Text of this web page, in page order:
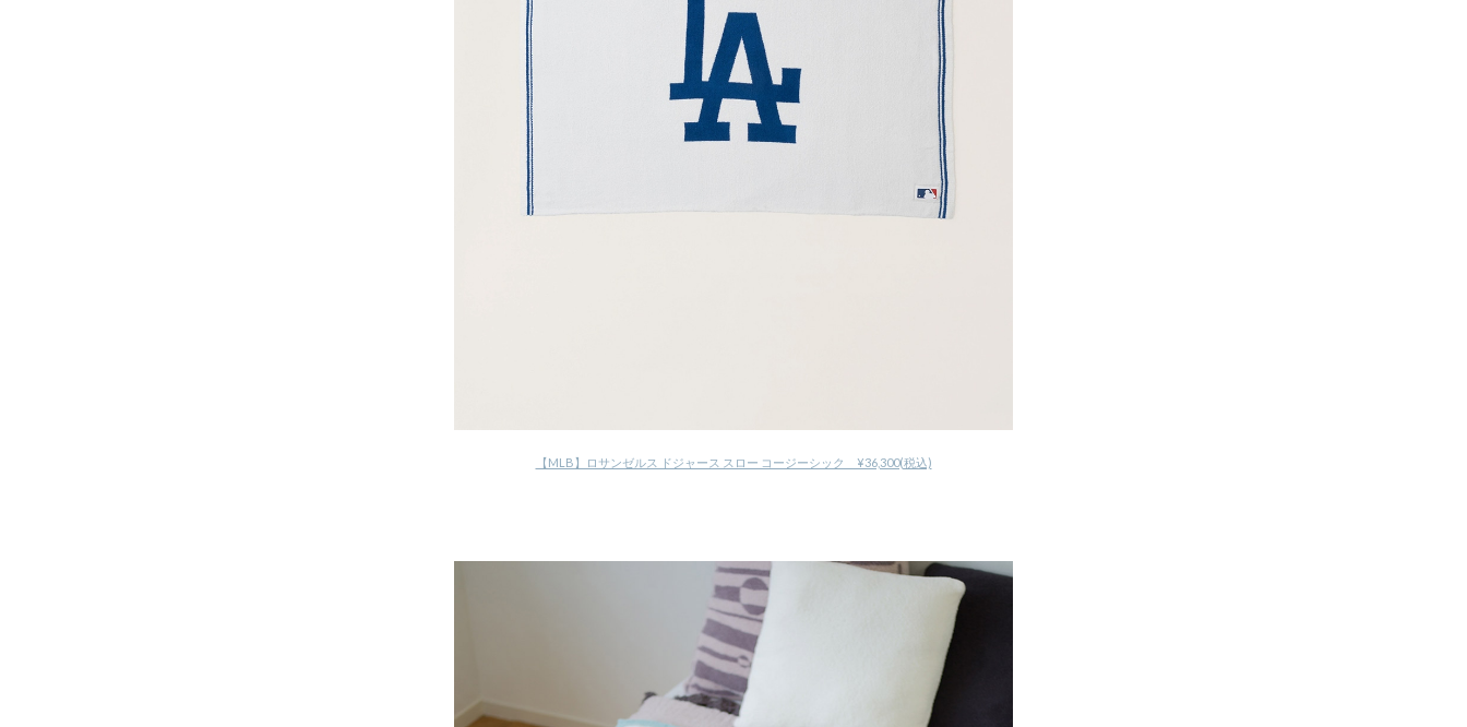
【MLB】ロサンゼルス ドジャース スロー コージーシック ¥36,300(税込)